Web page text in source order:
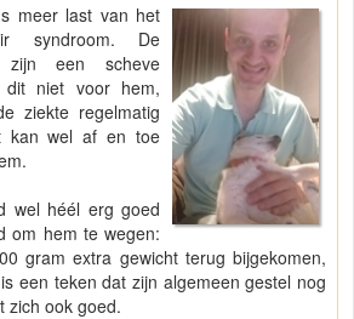
meer last van het
syndroom. De
zijn een scheve
dit niet voor hem,
ziekte regelmatig
kan wel af en toe
wel héél erg goed
om hem te wegen:
gram extra gewicht terug bijgekomen,
een teken dat zijn algemeen gestel nog
zich ook goed.